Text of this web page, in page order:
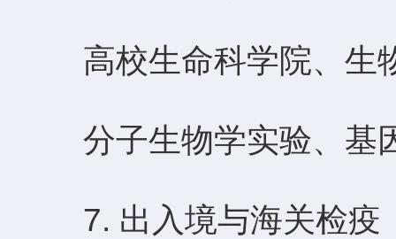
高校生命科学院、生
分子生物学实验、基
7. 出入境与海关检疫